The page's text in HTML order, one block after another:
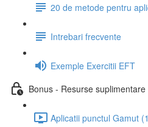
20 de metode pentru
Intrebari frecvente
Exemple Exercitii EFT
Bonus - Resurse suplimentare
Aplicatii punctul Gamut